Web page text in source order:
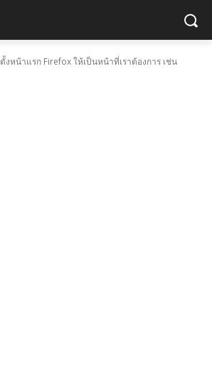
ตั้งหน้าแรก Firefox ให้เป็นหน้าที่เราต้องการ เช่น